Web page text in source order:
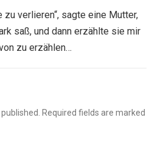
zu verlieren“, sagte eine Mutter,
saß, und dann erzählte sie mir
zu erzählen…
Required fields are marked